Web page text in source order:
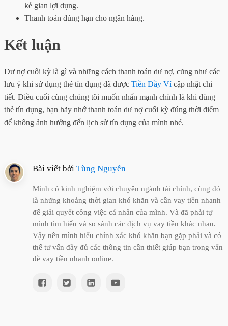
kẻ gian lợi dụng.
Thanh toán đúng hạn cho ngân hàng.
Kết luận
Dư nợ cuối kỳ là gì và những cách thanh toán dư nợ, cũng như các
lưu ý khi sử dụng thẻ tín dụng đã được Tiền Đầy Vícập nhật chi
tiết. Điều cuối cùng chúng tôi muốn nhấn mạnh chính là khi dùng
thẻ tín dụng, bạn hãy nhớ thanh toán dư nợ cuối kỳ đúng thời điểm
để không ảnh hưởng đến lịch sử tín dụng của mình nhé.
Bài viết bởi Tùng Nguyễn
Mình có kinh nghiệm với chuyên ngành tài chính, cùng đó
là những khoảng thời gian khó khăn và cần vay tiền nhanh
để giải quyết công việc cá nhân của mình. Và đã phải tự
mình tìm hiểu và so sánh các dịch vụ vay tiền khác nhau.
Vậy nên mình hiểu chính xác khó khăn bạn gặp phải và có
thể tư vấn đầy đủ các thông tin cần thiết giúp bạn trong vấn
đề vay tiền nhanh online.